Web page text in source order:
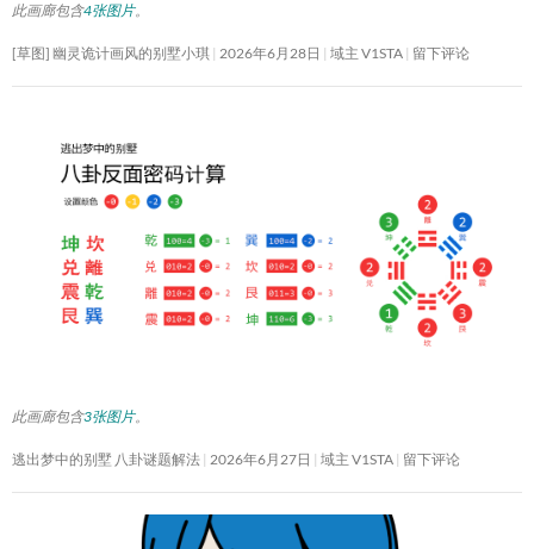
此画廊包含4张图片。
[草图] 幽灵诡计画风的别墅小琪 2026年6月28日 域主 V1STA 留下评论
此画廊包含3张图片。
逃出梦中的别墅 八卦谜题解法 2026年6月27日 域主 V1STA 留下评论